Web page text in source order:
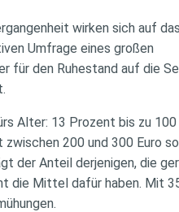
wirken sich auf
Umfrage eines großen
für den Ruhestand auf die
Alter: 13 Prozent bis zu
zwischen 200 und 300 Euro
der Anteil derjenigen, die
die Mittel dafür haben. Mit